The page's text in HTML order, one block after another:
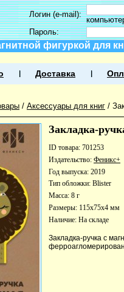
Логин (e-mail):
Пароль:
фигуркой для
Доставка
/ Аксессуары для книг /
Закладка-
ID товара: 701253
Издательство: Феникс+
Год выпуска: 2019
Тип обложки: Blister
Масса: 8 г
Размеры: 115x75x4 мм
Наличие: На складе
Закладка-ручка с